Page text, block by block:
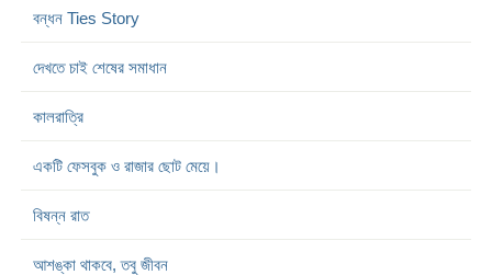
বন্ধন Ties Story
দেখতে চাই শেষের সমাধান
কালরাত্রি
একটি ফেসবুক ও রাজার ছোট মেয়ে।
বিষন্ন রাত
আশঙ্কা থাকবে, তবু জীবন